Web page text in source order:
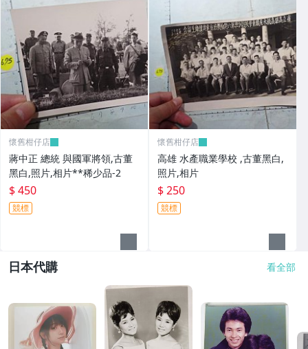
懷舊柑仔店
蔣中正 總統 與國軍將領,古董
黑白,照片,相片**稀少品-2
$ 450
競標
懷舊柑仔店
高雄 水產職業學校 ,古董黑白,
照片,相片
$ 250
競標
日本代購 看全部